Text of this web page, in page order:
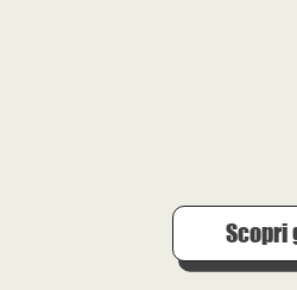
Scopri